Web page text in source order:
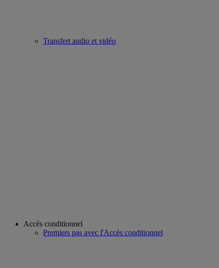
Transfert audio et vidéo
Accès conditionnel
Premiers pas avec l'Accès conditionnel